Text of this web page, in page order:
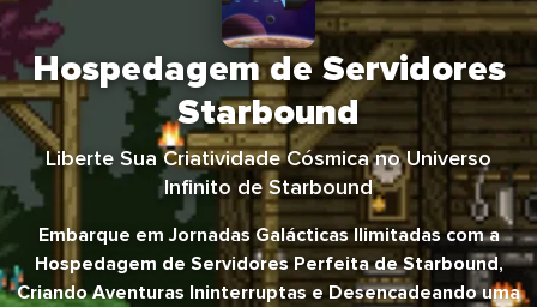
Hospedagem de Servidores
Starbound
Liberte Sua Criatividade Cósmica no Universo
Infinito de Starbound
Embarque em Jornadas Galácticas Ilimitadas com a
Hospedagem de Servidores Perfeita de Starbound,
Criando Aventuras Ininterruptas e Desencadeando uma